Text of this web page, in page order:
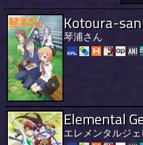
Kotoura-san
琴浦さん
Elemental
エレメンタルジェ